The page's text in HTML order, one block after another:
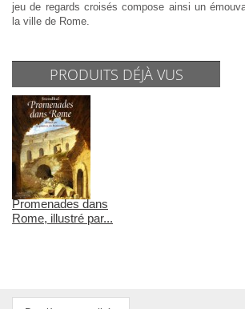
jeu de regards croisés compose ainsi un
la ville de Rome.
PRODUITS DÉJÀ VUS
Promenades dans
Rome, illustré par...